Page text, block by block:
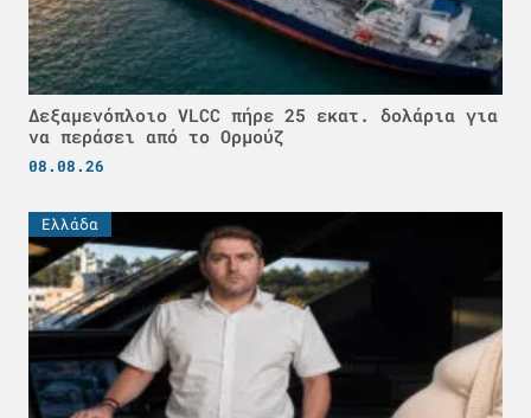
Δεξαμενόπλοιο VLCC πήρε 25 εκατ. δολάρια για
να περάσει από το Ορμούζ
08.08.26
Ελλάδα